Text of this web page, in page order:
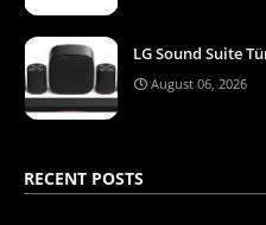
LG Sound Suite
August 06, 2026
RECENT POSTS